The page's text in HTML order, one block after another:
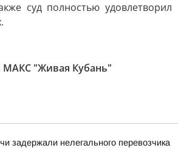
суд полностью удовлетворил
МАКС "Живая Кубань"
задержали нелегального перевозчика